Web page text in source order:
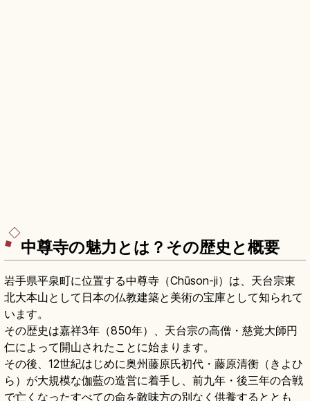
中尊寺の魅力とは？その歴史と概要
岩手県平泉町に位置する中尊寺（Chūson-ji）は、天台宗東
北大本山として日本の仏教建築と美術の宝庫として知られて
います。
その歴史は嘉祥3年（850年）、天台宗の高僧・慈覚大師円
仁によって開山されたことに始まります。
その後、12世紀はじめに奥州藤原氏初代・藤原清衡（きよひ
ら）が大規模な伽藍の造営に着手し、前九年・後三年の合戦
で亡くなったすべての命を敵味方の別なく供養するととも